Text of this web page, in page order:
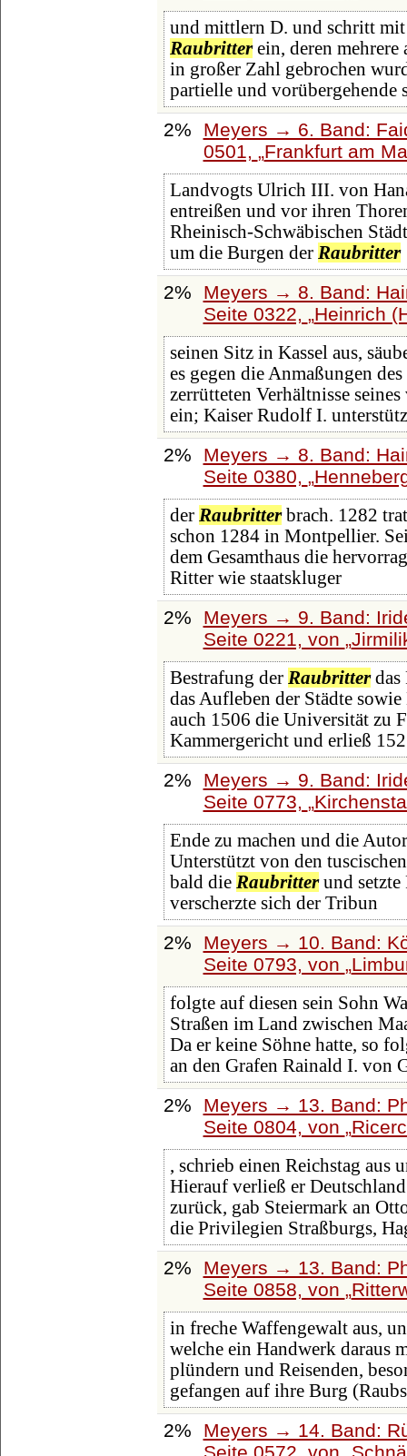
und mittlern D. und schritt
Raubritterein, deren mehrere
in großer Zahl gebrochen
partielle und vorübergehende
2%
Meyers → 6. Band:
0501,
Frankfurt am
Landvogts Ulrich III. von
entreißen und vor ihren
Rheinisch-Schwäbischen
um die Burgen der Raubritter
2%
Meyers → 8. Band:
Seite 0322,
Heinrich
seinen Sitz in Kassel aus,
es gegen die Anmaßungen
zerrütteten Verhältnisse
ein; Kaiser Rudolf I.
2%
Meyers → 8. Band:
Seite 0380,
der Raubritterbrach. 1282
schon 1284 in Montpellier.
dem Gesamthaus die
Ritter wie staatskluger
2%
Meyers → 9. Band:
Seite 0221, von
Bestrafung der Raubritterdas
das Aufleben der Städte
auch 1506 die Universität zu
Kammergericht und erließ
2%
Meyers → 9. Band:
Seite 0773,
Ende zu machen und die
Unterstützt von den
bald die Raubritterund setzte
verscherzte sich der Tribun
2%
Meyers → 10. Band:
Seite 0793, von
folgte auf diesen sein Sohn
Straßen im Land zwischen
Da er keine Söhne hatte, so
an den Grafen Rainald I. von
2%
Meyers → 13. Band:
Seite 0804, von
, schrieb einen Reichstag aus
Hierauf verließ er
zurück, gab Steiermark an
die Privilegien Straßburgs,
2%
Meyers → 13. Band:
Seite 0858, von
in freche Waffengewalt aus,
welche ein Handwerk daraus
plündern und Reisenden,
gefangen auf ihre Burg
2%
Meyers → 14. Band:
Seite 0572, von